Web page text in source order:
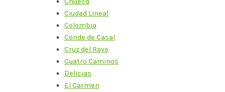
Ciudad Lineal
Colombia
Conde de Casal
Cruz del Rayo
Cuatro Caminos
Delicias
El Carmen